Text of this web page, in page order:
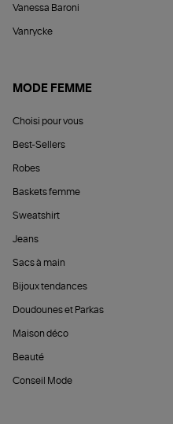
Vanessa Baroni
Vanrycke
MODE FEMME
Choisi pour vous
Best-Sellers
Robes
Baskets femme
Sweatshirt
Jeans
Sacs à main
Bijoux tendances
Doudounes et Parkas
Maison déco
Beauté
Conseil Mode